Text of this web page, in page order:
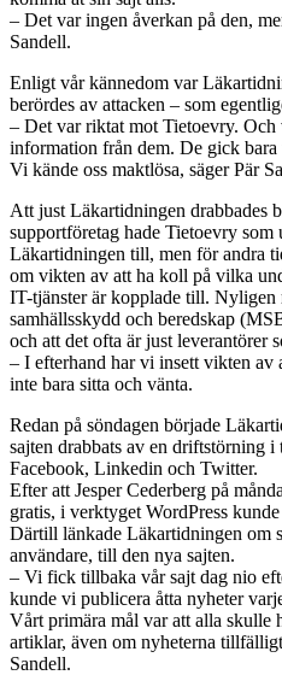
– Det var ingen åverkan på den,
Sandell.
Enligt vår kännedom var
berördes av attacken – som
– Det var riktat mot Tietoevry.
information från dem. De gick
Vi kände oss maktlösa, säger Pär
Att just Läkartidningen drabbades
supportföretag hade Tietoevry som
Läkartidningen till, men för andra
om vikten av att ha koll på vilka
IT-tjänster är kopplade till.
samhällsskydd och beredskap
och att det ofta är just leverantörer
– I efterhand har vi insett vikten av
inte bara sitta och vänta.
Redan på söndagen började
sajten drabbats av en driftstörning i
Facebook, Linkedin och Twitter.
Efter att Jesper Cederberg på
gratis, i verktyget WordPress
Därtill länkade Läkartidningen om
användare, till den nya sajten.
– Vi fick tillbaka vår sajt dag nio
kunde vi publicera åtta nyheter
Vårt primära mål var att alla skulle
artiklar, även om nyheterna
Sandell.